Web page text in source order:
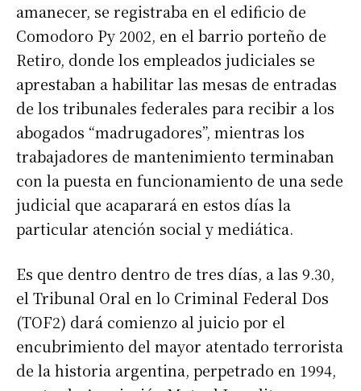
amanecer, se registraba en el edificio de
Comodoro Py 2002, en el barrio porteño de
Retiro, donde los empleados judiciales se
aprestaban a habilitar las mesas de entradas
de los tribunales federales para recibir a los
abogados “madrugadores”, mientras los
trabajadores de mantenimiento terminaban
con la puesta en funcionamiento de una sede
judicial que acaparará en estos días la
particular atención social y mediática.
Es que dentro dentro de tres días, a las 9.30,
el Tribunal Oral en lo Criminal Federal Dos
(TOF2) dará comienzo al juicio por el
encubrimiento del mayor atentado terrorista
de la historia argentina, perpetrado en 1994,